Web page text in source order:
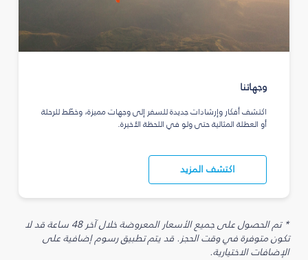
وجهاتنا
اكتشف أفكار وإرشادات جديدة للسفر إلى وجهات مميزة، وخطّط للرحلة
أو العطلة المثالية حتى ولو في اللحظة الأخيرة.
اكتشف المزيد
* تم الحصول على جميع الأسعار المعروضة خلال آخر 48 ساعة قد لا
تكون متوفرة في وقت الحجز. قد يتم تطبيق رسوم إضافية على
الإضافات الاختيارية.